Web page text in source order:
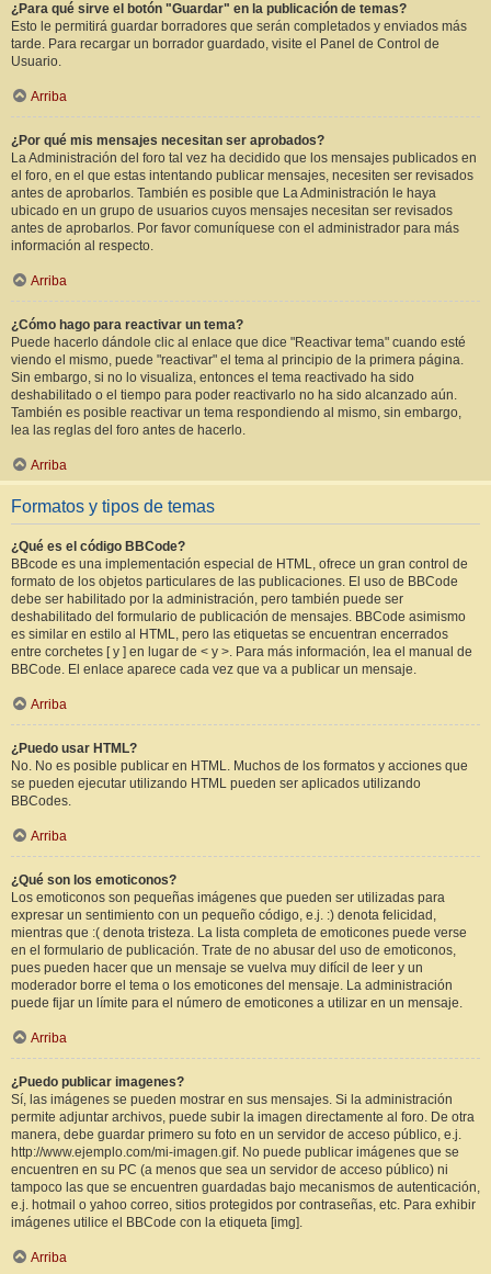
¿Para qué sirve el botón "Guardar" en la publicación de temas?
Esto le permitirá guardar borradores que serán completados y enviados más
tarde. Para recargar un borrador guardado, visite el Panel de Control de
Usuario.
Arriba
¿Por qué mis mensajes necesitan ser aprobados?
La Administración del foro tal vez ha decidido que los mensajes publicados en
el foro, en el que estas intentando publicar mensajes, necesiten ser revisados
antes de aprobarlos. También es posible que La Administración le haya
ubicado en un grupo de usuarios cuyos mensajes necesitan ser revisados
antes de aprobarlos. Por favor comuníquese con el administrador para más
información al respecto.
Arriba
¿Cómo hago para reactivar un tema?
Puede hacerlo dándole clic al enlace que dice "Reactivar tema" cuando esté
viendo el mismo, puede "reactivar" el tema al principio de la primera página.
Sin embargo, si no lo visualiza, entonces el tema reactivado ha sido
deshabilitado o el tiempo para poder reactivarlo no ha sido alcanzado aún.
También es posible reactivar un tema respondiendo al mismo, sin embargo,
lea las reglas del foro antes de hacerlo.
Arriba
Formatos y tipos de temas
¿Qué es el código BBCode?
BBcode es una implementación especial de HTML, ofrece un gran control de
formato de los objetos particulares de las publicaciones. El uso de BBCode
debe ser habilitado por la administración, pero también puede ser
deshabilitado del formulario de publicación de mensajes. BBCode asimismo
es similar en estilo al HTML, pero las etiquetas se encuentran encerrados
entre corchetes [ y ] en lugar de < y >. Para más información, lea el manual de
BBCode. El enlace aparece cada vez que va a publicar un mensaje.
Arriba
¿Puedo usar HTML?
No. No es posible publicar en HTML. Muchos de los formatos y acciones que
se pueden ejecutar utilizando HTML pueden ser aplicados utilizando
BBCodes.
Arriba
¿Qué son los emoticonos?
Los emoticonos son pequeñas imágenes que pueden ser utilizadas para
expresar un sentimiento con un pequeño código, e.j. :) denota felicidad,
mientras que :( denota tristeza. La lista completa de emoticones puede verse
en el formulario de publicación. Trate de no abusar del uso de emoticonos,
pues pueden hacer que un mensaje se vuelva muy difícil de leer y un
moderador borre el tema o los emoticones del mensaje. La administración
puede fijar un límite para el número de emoticones a utilizar en un mensaje.
Arriba
¿Puedo publicar imagenes?
Sí, las imágenes se pueden mostrar en sus mensajes. Si la administración
permite adjuntar archivos, puede subir la imagen directamente al foro. De otra
manera, debe guardar primero su foto en un servidor de acceso público, e.j.
http://www.ejemplo.com/mi-imagen.gif. No puede publicar imágenes que se
encuentren en su PC (a menos que sea un servidor de acceso público) ni
tampoco las que se encuentren guardadas bajo mecanismos de autenticación,
e.j. hotmail o yahoo correo, sitios protegidos por contraseñas, etc. Para exhibir
imágenes utilice el BBCode con la etiqueta [img].
Arriba